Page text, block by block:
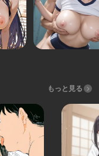
もっと見る